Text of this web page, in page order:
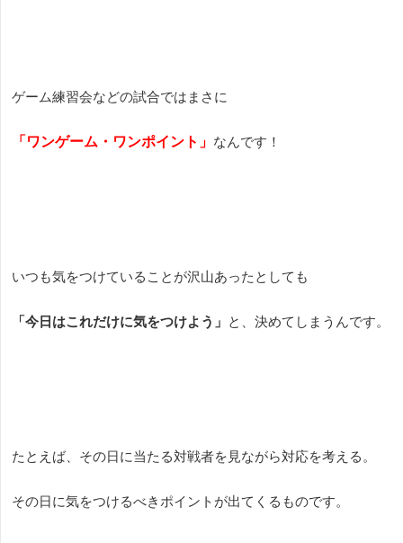
ゲーム練習会などの試合ではまさに
「ワンゲーム・ワンポイント」 なんです！
いつも気をつけていることが沢山あったとしても
「今日はこれだけに気をつけよう」 と、決めてしまうんです。
たとえば、その日に当たる対戦者を見ながら対応を考える。
その日に気をつけるべきポイントが出てくるものです。